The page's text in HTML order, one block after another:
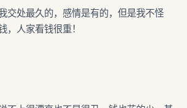
交处最久的，感情是有的，但是我不怪
，人家看钱很重！